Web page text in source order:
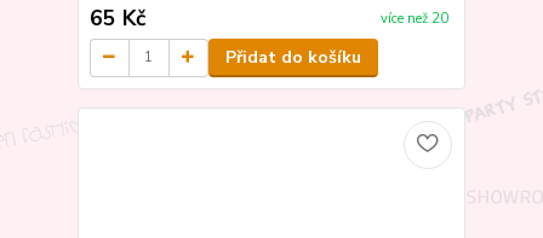
65 Kč více než 20
Přidat do košíku